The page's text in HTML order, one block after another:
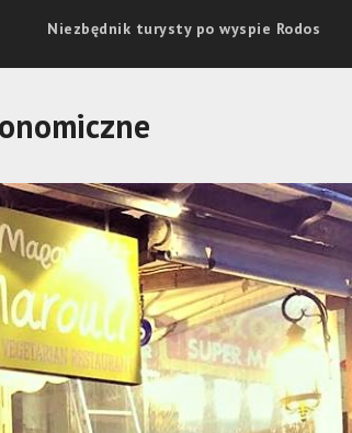
Niezbędnik turysty po wyspie Rodos